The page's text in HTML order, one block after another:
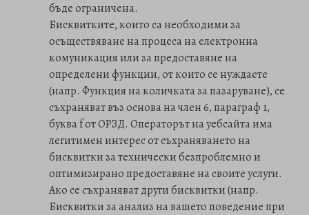
бъде ограничена.
Бисквитките, които са необходими за
осъществяване на процеса на електронна
комуникация или за предоставяне на
определени функции, от които се нуждаете
(напр. Функция на количката за пазаруване), се
съхраняват въз основа на член 6, параграф 1,
буква f от ОРЗД. Операторът на уебсайта има
легитимен интерес от съхраняването на
бисквитки за технически безпроблемно и
оптимизирано предоставяне на своите услуги.
Ако се съхраняват други бисквитки (напр.
Бисквитки за анализ на вашето поведение при